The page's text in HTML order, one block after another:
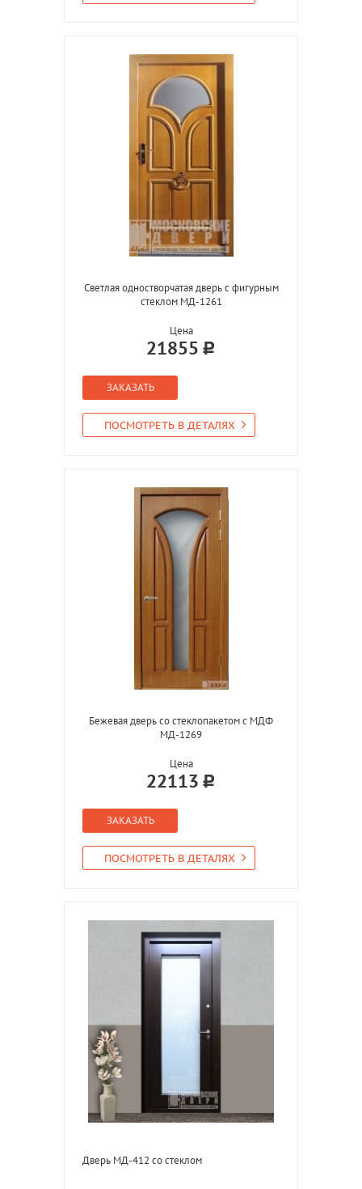
Светлая одностворчатая дверь с фигурным
стеклом МД-1261
Цена
21855
ЗАКАЗАТЬ
ПОСМОТРЕТЬ В ДЕТАЛЯХ
Бежевая дверь со стеклопакетом с МДФ
МД-1269
Цена
22113
ЗАКАЗАТЬ
ПОСМОТРЕТЬ В ДЕТАЛЯХ
Дверь МД-412 со стеклом